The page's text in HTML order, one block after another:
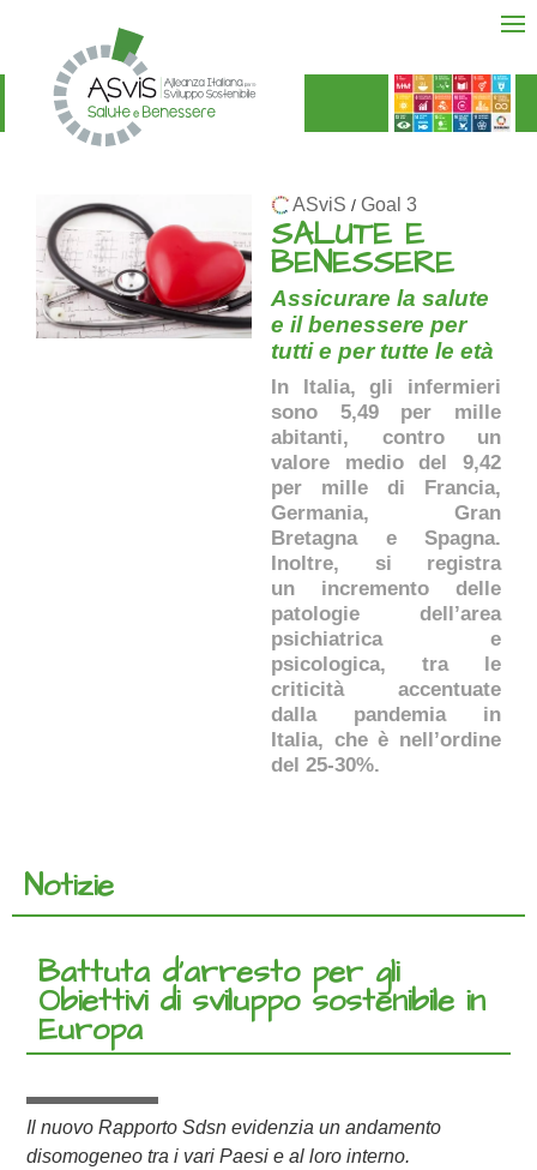
ASviS / Goal 3
SALUTE E
BENESSERE
Assicurare la salute
e il benessere per
tutti e per tutte le età
In Italia, gli infermieri
sono 5,49 per mille
abitanti, contro un
valore medio del 9,42
per mille di Francia,
Germania, Gran
Bretagna e Spagna.
Inoltre, si registra
un incremento delle
patologie dell’area
psichiatrica e
psicologica, tra le
criticità accentuate
dalla pandemia in
Italia, che è nell’ordine
del 25-30%.
Notizie
Battuta d’arresto per gli
Obiettivi di sviluppo sostenibile in
Europa
Il nuovo Rapporto Sdsn evidenzia un andamento
disomogeneo tra i vari Paesi e al loro interno.